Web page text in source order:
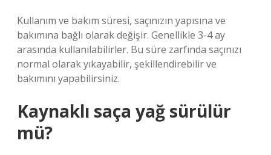
Kullanım ve bakım süresi, saçınızın yapısına ve
bakımına bağlı olarak değişir. Genellikle 3-4 ay
arasında kullanılabilirler. Bu süre zarfında saçınızı
normal olarak yıkayabilir, şekillendirebilir ve
bakımını yapabilirsiniz.
Kaynaklı saça yağ sürülür
mü?